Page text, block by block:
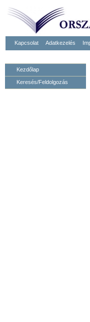
Kapcsolat Adatkezelés
Kezdőlap
Keresés/Feldolgozás